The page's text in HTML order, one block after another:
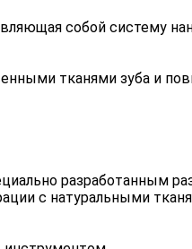
собой систему
тканями зуба и
разработанным
с натуральными